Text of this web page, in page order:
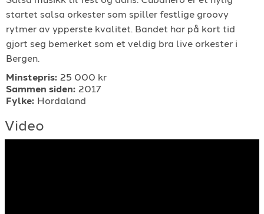
For musiker
Support
startet salsa orkester som spiller festlige groovy
rytmer av ypperste kvalitet. Bandet har på kort tid
gjort seg bemerket som et veldig bra live orkester i
Bergen.
Minstepris: 25 000 kr
Sammen siden: 2017
Fylke: Hordaland
Video